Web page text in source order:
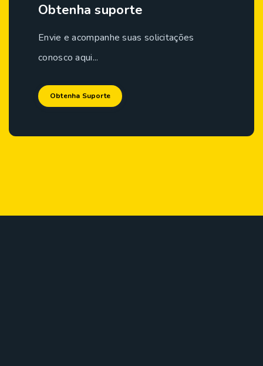
Obtenha suporte
Envie e acompanhe suas solicitações
conosco aqui...
Obtenha Suporte